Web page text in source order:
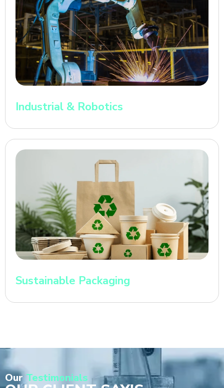
Industrial & Robotics
Sustainable Packaging
Our Testimonials